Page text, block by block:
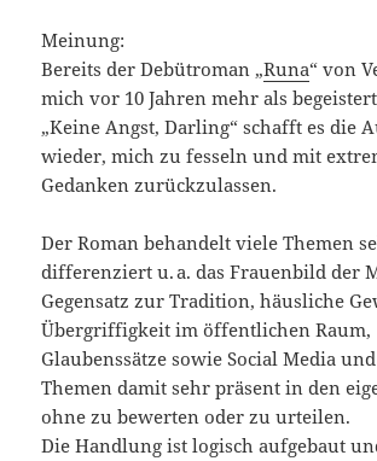
Meinung:
Bereits der Debütroman „Runa“ von
mich vor 10 Jahren mehr als
„Keine Angst, Darling“ schafft es die
wieder, mich zu fesseln und mit
Gedanken zurückzulassen.
Der Roman behandelt viele Themen
differenziert u. a. das Frauenbild der
Gegensatz zur Tradition, häusliche
Übergriffigkeit im öffentlichen Raum,
Glaubenssätze sowie Social Media
Themen damit sehr präsent in den
ohne zu bewerten oder zu urteilen.
Die Handlung ist logisch aufgebaut